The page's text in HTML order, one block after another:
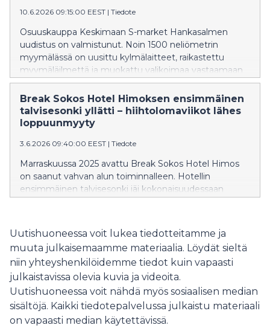
10.6.2026 09:15:00 EEST | Tiedote
Osuuskauppa Keskimaan S-market Hankasalmen
uudistus on valmistunut. Noin 1500 neliömetrin
myymälässä on uusittu kylmälaitteet, raikastettu
myymäläilmettä ja muokattu valikoimaa vastaamaan
entistä paremmin asiakkaiden tarpeisiin. Uudistuneen
myymälän avajaisia vietetään torstaina 11.6.
kakkukahvien ja avajaistarjousten merkeissä.
Break Sokos Hotel Himoksen ensimmäinen
talvisesonki yllätti – hiihtolomaviikot lähes
loppuunmyyty
3.6.2026 09:40:00 EEST | Tiedote
Marraskuussa 2025 avattu Break Sokos Hotel Himos
on saanut vahvan alun toiminnalleen. Hotellin
ensimmäinen talvisesonki jäi kokonaisuudessaan
paremmin ja hotelli oli lähes loppuunmyyty.
Uutishuoneessa voit lukea tiedotteitamme ja
muuta julkaisemaamme materiaalia. Löydät sieltä
niin yhteyshenkilöidemme tiedot kuin vapaasti
julkaistavissa olevia kuvia ja videoita.
Uutishuoneessa voit nähdä myös sosiaalisen median
sisältöjä. Kaikki tiedotepalvelussa julkaistu materiaali
on vapaasti median käytettävissä.